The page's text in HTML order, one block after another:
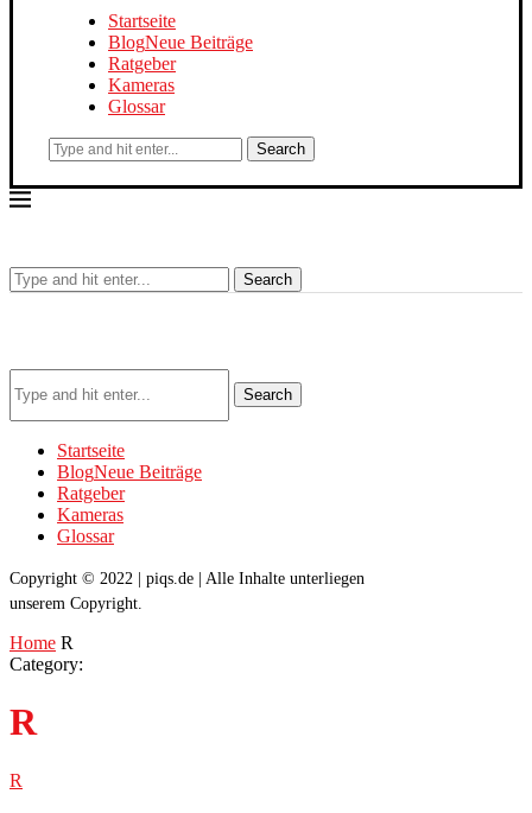
Startseite
BlogNeue Beiträge
Ratgeber
Kameras
Glossar
Search
Search
Search
Startseite
BlogNeue Beiträge
Ratgeber
Kameras
Glossar
Copyright © 2022 | piqs.de | Alle Inhalte unterliegen
unserem Copyright.
Home R
Category:
R
R